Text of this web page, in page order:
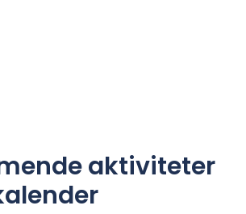
aktiviteter